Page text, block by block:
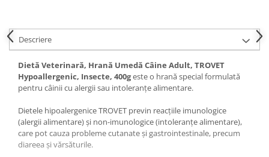
Umede
Îngrijire Pisici
Așternut Igienic Pisici
Igienă Pisici
Vitamine Pisici
Perii & Piepteni Pisici
Accesorii Pisici
Descriere
Dietă Veterinară, Hrană Umedă Câine Adult, TROVET
Hypoallergenic, Insecte, 400geste o hrană special formulată
pentru câinii cu alergii sau intoleranțe alimentare.
Dietele hipoalergenice TROVET previn reacțiile imunologice
(alergii alimentare) și non-imunologice (intoleranțe alimentare),
care pot cauza probleme cutanate și gastrointestinale, precum
diareea și vărsăturile.